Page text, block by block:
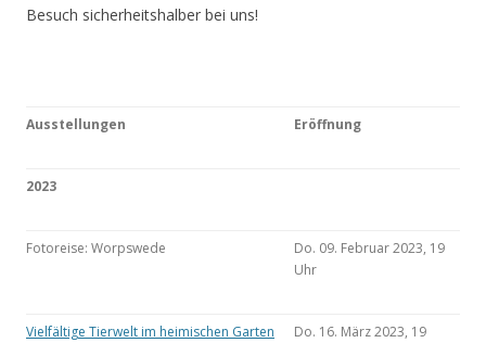
Besuch sicherheitshalber bei uns!
Ausstellungen Eröffnung
2023
Fotoreise: Worpswede
Do. 09. Februar 2023, 19
Uhr
Vielfältige Tierwelt im heimischen Garten
Do. 16. März 2023, 19